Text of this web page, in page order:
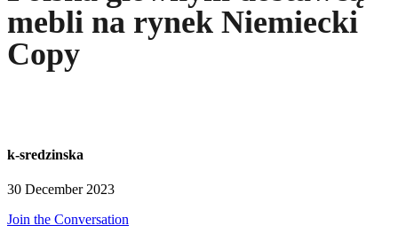
mebli na rynek Niemiecki
Copy
k-sredzinska
30 December 2023
Join the Conversation